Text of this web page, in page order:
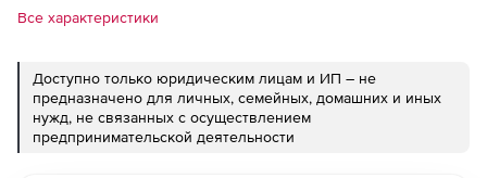
Все характеристики
Доступно только юридическим лицам и ИП – не
предназначено для личных, семейных, домашних и иных
нужд, не связанных с осуществлением
предпринимательской деятельности